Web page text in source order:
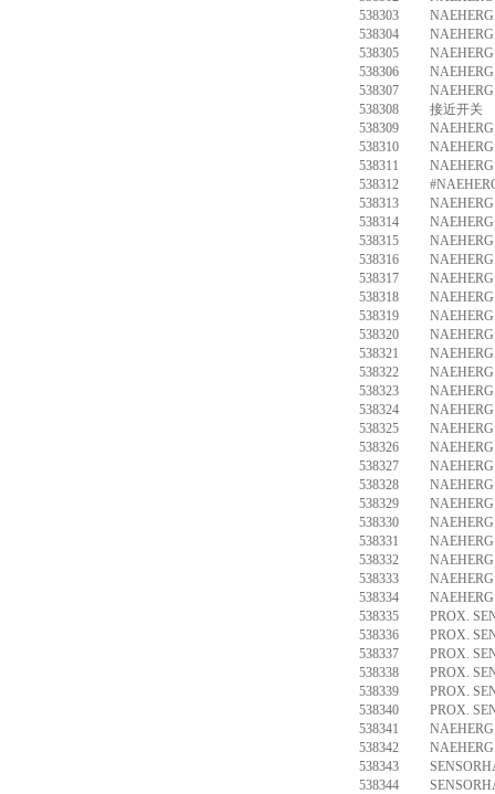
538303
538304
538305
538306
538307
538308
接近开关
538309
538310
538311
538312
538313
538314
538315
538316
538317
538318
538319
538320
538321
538322
538323
538324
538325
538326
538327
538328
538329
538330
538331
538332
538333
538334
538335
PROX.
538336
PROX.
538337
PROX.
538338
PROX.
538339
PROX.
538340
PROX.
538341
538342
538343
538344